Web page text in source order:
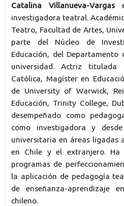
Catalina Villanueva-Vargas
investigadora teatral.
Teatro, Facultad de Artes,
parte del Núcleo de
Educación, del
universidad. Actriz titulada
Católica, Magíster en
de University of Warwick,
Educación, Trinity College,
desempeñado como
como investigadora y
universitaria en áreas ligadas
en Chile y el extranjero. Ha
programas de
la aplicación de pedagogía
de enseñanza-aprendizaje
chileno.